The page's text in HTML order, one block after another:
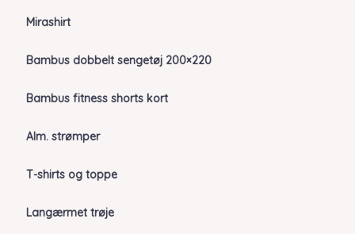
Mirashirt
Bambus dobbelt sengetøj 200×220
Bambus fitness shorts kort
Alm. strømper
T-shirts og toppe
Langærmet trøje